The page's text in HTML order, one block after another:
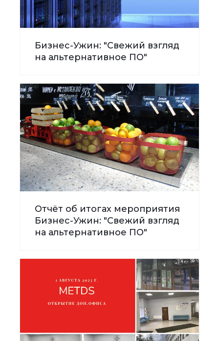
Бизнес-Ужин: "Свежий взгляд
на альтернативное ПО"
Отчёт об итогах мероприятия
Бизнес-Ужин: "Свежий взгляд
на альтернативное ПО"